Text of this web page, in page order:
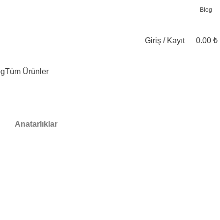
Blog
Giriş / Kayıt 0.00 ₺
Tüm Ürünler
Anatarlıklar